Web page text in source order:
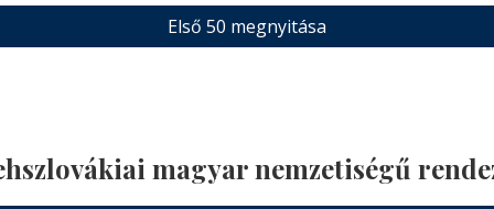
Első 50 megnyitása
magyar nemzetiségű